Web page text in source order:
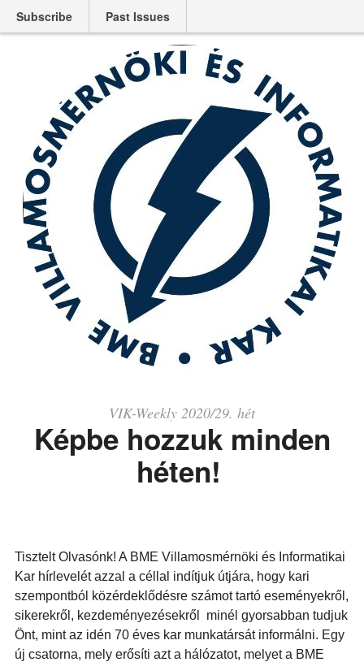
Subscribe Past Issues
VIK-Weekly 2020/29. hét
Képbe hozzuk minden
héten!
Tisztelt Olvasónk! A BME Villamosmérnöki és Informatikai
Kar hírlevelét azzal a céllal indítjuk útjára, hogy kari
szempontból közérdeklődésre számot tartó eseményekről,
sikerekről, kezdeményezésekről minél gyorsabban tudjuk
Önt, mint az idén 70 éves kar munkatársát informálni. Egy
új csatorna, mely erősíti azt a hálózatot, melyet a BME